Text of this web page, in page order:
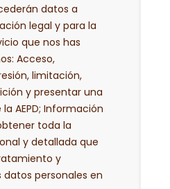
datos a
legal y para la
que nos has
Acceso,
limitación,
y presentar una
AEPD; Información
toda la
y detallada que
y
personales en